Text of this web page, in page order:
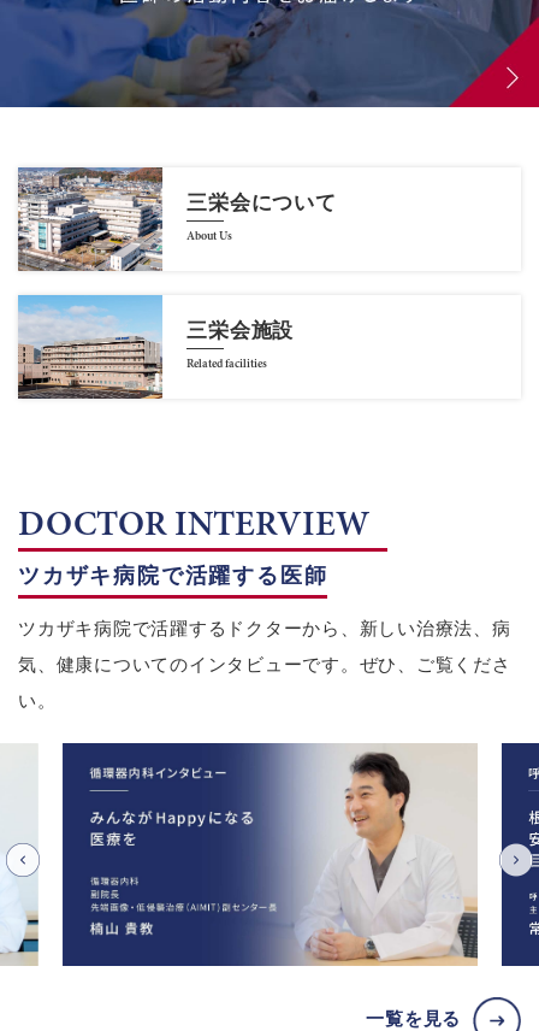
三栄会について
About Us
三栄会施設
Related facilities
DOCTOR INTERVIEW
ツカザキ病院で活躍する医師
ツカザキ病院で活躍するドクターから、新しい治療法、病
気、健康についてのインタビューです。ぜひ、ご覧くださ
い。
一覧を見る